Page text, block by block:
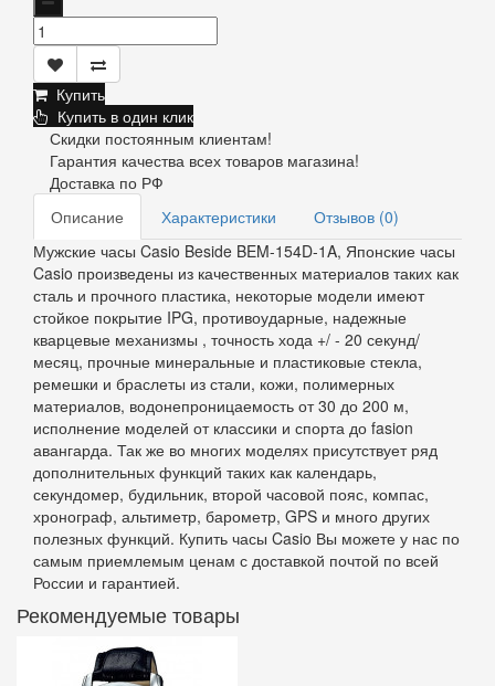
Купить
Купить в один клик
Скидки постоянным клиентам!
Гарантия качества всех товаров магазина!
Доставка по РФ
Описание
Характеристики
Отзывов (0)
Мужские часы Casio Beside BEM-154D-1A, Японские часы
Casio произведены из качественных материалов таких как
сталь и прочного пластика, некоторые модели имеют
стойкое покрытие IPG, противоударные, надежные
кварцевые механизмы , точность хода +/ - 20 секунд/
месяц, прочные минеральные и пластиковые стекла,
ремешки и браслеты из стали, кожи, полимерных
материалов, водонепроницаемость от 30 до 200 м,
исполнение моделей от классики и спорта до fasion
авангарда. Так же во многих моделях присутствует ряд
дополнительных функций таких как календарь,
секундомер, будильник, второй часовой пояс, компас,
хронограф, альтиметр, барометр, GPS и много других
полезных функций. Купить часы Casio Вы можете у нас по
самым приемлемым ценам с доставкой почтой по всей
России и гарантией.
Рекомендуемые товары